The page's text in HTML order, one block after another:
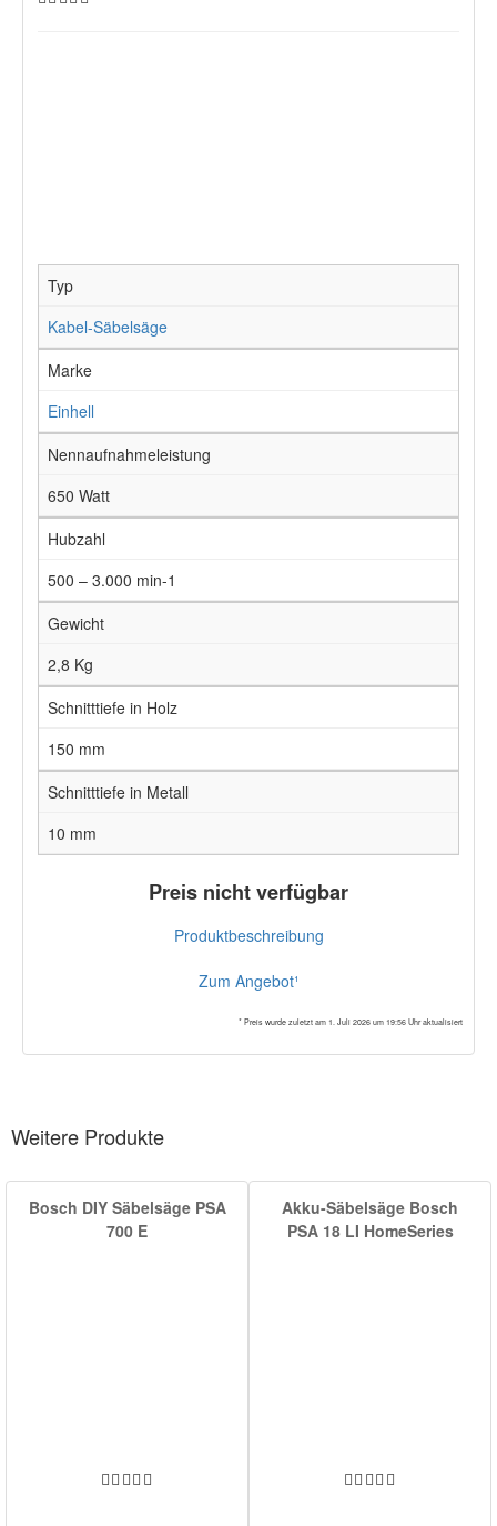
Typ
Kabel-Säbelsäge
Marke
Einhell
Nennaufnahmeleistung
650 Watt
Hubzahl
500 – 3.000 min-1
Gewicht
2,8 Kg
Schnitttiefe in Holz
150 mm
Schnitttiefe in Metall
10 mm
Preis nicht verfügbar
Produktbeschreibung
Zum Angebot¹
* Preis wurde zuletzt am 1. Juli 2026 um 19:56 Uhr aktualisiert
Weitere Produkte
Bosch DIY Säbelsäge PSA
700 E
Akku-Säbelsäge Bosch
PSA 18 LI HomeSeries